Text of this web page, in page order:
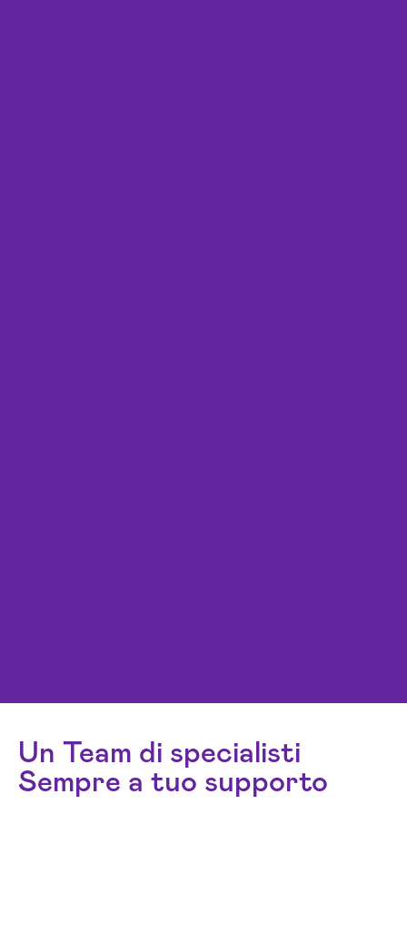
Un Team di specialisti
Sempre a tuo supporto